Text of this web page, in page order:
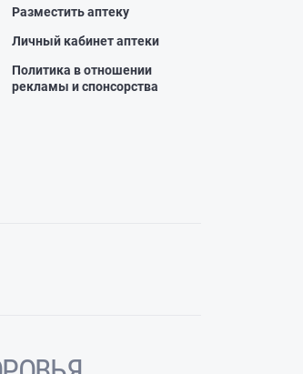
Разместить аптеку
Личный кабинет аптеки
Политика в отношении
рекламы и спонсорства